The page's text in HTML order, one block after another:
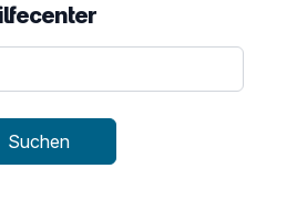
Suchen